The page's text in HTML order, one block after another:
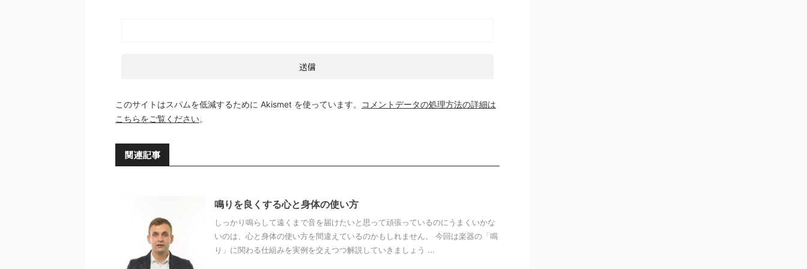
このサイトはスパムを低減するために Akismet を使っています。
コメントデータの処理方法の詳細は
こちらをご覧ください。
関連記事
鳴りを良くする心と身体の使い方
しっかり鳴らして遠くまで音を届けたいと思って頑張っているのにうまくいかな
いのは、心と身体の使い方を間違えているのかもしれません。 今回は楽器の「鳴
り」に関わる仕組みを実例を交えつつ解説していきましょう ...